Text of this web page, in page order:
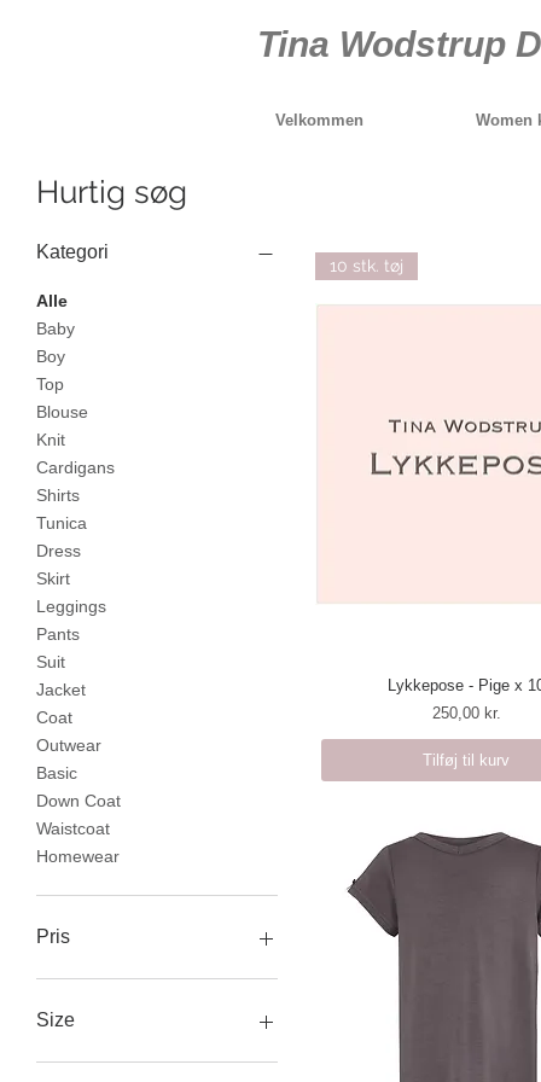
Tina Wodstrup
Velkommen Women
Hurtig søg
Kategori
Alle
Baby
Boy
Top
Blouse
Knit
Cardigans
Shirts
Tunica
Dress
Skirt
Leggings
Pants
Suit
Jacket
Coat
Outwear
Basic
Down Coat
Waistcoat
Homewear
Pris
40 kr.
Size
10y
Hurtigvisning
10 stk. tøj
Lykkepose - Pige x
Pris
250,00 kr.
Tilføj til kurv